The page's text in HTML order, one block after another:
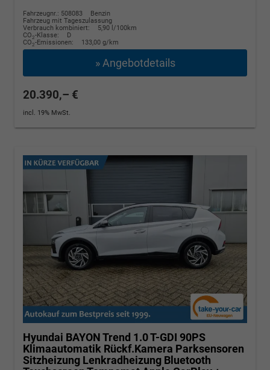
Fahrzeugnr.: 508083
Benzin
Fahrzeug mit Tageszulassung
Verbrauch kombiniert:
5,90 l/100km
CO2-Klasse:
D
CO2-Emissionen: 133,00 g/km
» Angebotdetails
20.390,– €
incl. 19% MwSt.
Hyundai BAYONTrend 1.0 T-GDI 90PS
Klimaautomatik Rückf.Kamera Parksensoren
Sitzheizung Lenkradheizung Bluetooth